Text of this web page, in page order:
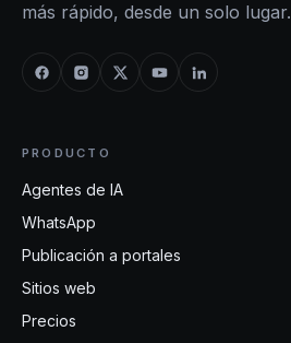
más rápido, desde un solo lugar.
PRODUCTO
Agentes de IA
WhatsApp
Publicación a portales
Sitios web
Precios